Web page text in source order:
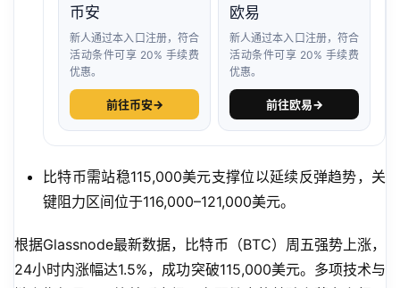
币安
新人通过本入口注册，符合
活动条件可享 20% 手续费
优惠。
前往币安→
欧易
新人通过本入口注册，符合
活动条件可享 20% 手续费
优惠。
前往欧易→
比特币需站稳115,000美元支撑位以延续反弹趋势，关
键阻力区间位于116,000–121,000美元。
根据Glassnode最新数据，比特币（BTC）周五强势上涨，
24小时内涨幅达1.5%，成功突破115,000美元。多项技术与